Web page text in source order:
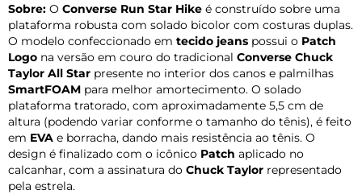
Sobre: O Converse Run Star Hike é construído sobre uma
plataforma robusta com solado bicolor com costuras duplas.
O modelo confeccionado em tecido jeans possui o Patch
Logo na versão em couro do tradicional Converse Chuck
Taylor All Star presente no interior dos canos e palmilhas
SmartFOAM para melhor amortecimento. O solado
plataforma tratorado, com aproximadamente 5,5 cm de
altura (podendo variar conforme o tamanho do tênis), é feito
em EVA e borracha, dando mais resistência ao tênis. O
design é finalizado com o icônico Patch aplicado no
calcanhar, com a assinatura do Chuck Taylor representado
pela estrela.